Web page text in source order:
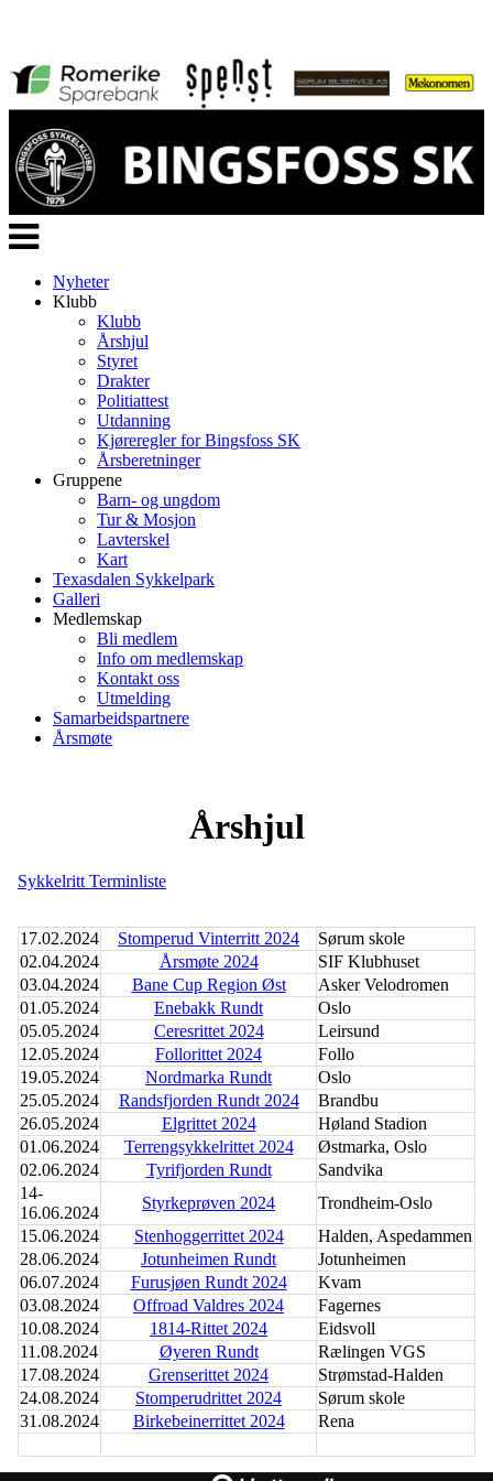
Veksle
navigasjon
Nyheter
Klubb
Klubb
Årshjul
Styret
Drakter
Politiattest
Utdanning
Kjøreregler for Bingsfoss SK
Årsberetninger
Gruppene
Barn- og ungdom
Tur & Mosjon
Lavterskel
Kart
Texasdalen Sykkelpark
Galleri
Medlemskap
Bli medlem
Info om medlemskap
Kontakt oss
Utmelding
Samarbeidspartnere
Årsmøte
Årshjul
Sykkelritt Terminliste
17.02.2024 Stomperud Vinterritt 2024
Sørum skole
02.04.2024
Årsmøte 2024
SIF Klubhuset
03.04.2024
Bane Cup Region Øst
Asker Velodromen
01.05.2024
Enebakk Rundt
Oslo
05.05.2024
Ceresrittet 2024
Leirsund
12.05.2024
Follorittet 2024
Follo
19.05.2024
Nordmarka Rundt
Oslo
25.05.2024
Randsfjorden Rundt 2024
Brandbu
26.05.2024
Elgrittet 2024
Høland Stadion
01.06.2024
Terrengsykkelrittet 2024
Østmarka, Oslo
02.06.2024
Tyrifjorden Rundt
Sandvika
14-
16.06.2024
Styrkeprøven 2024
Trondheim-Oslo
15.06.2024
Stenhoggerrittet 2024
Halden, Aspedammen
28.06.2024
Jotunheimen Rundt
Jotunheimen
06.07.2024
Furusjøen Rundt 2024
Kvam
03.08.2024
Offroad Valdres 2024
Fagernes
10.08.2024
1814-Rittet 2024
Eidsvoll
11.08.2024
Øyeren Rundt
Rælingen VGS
17.08.2024
Grenserittet 2024
Strømstad-Halden
24.08.2024
Stomperudrittet 2024
Sørum skole
31.08.2024
Birkebeinerrittet 2024 Rena